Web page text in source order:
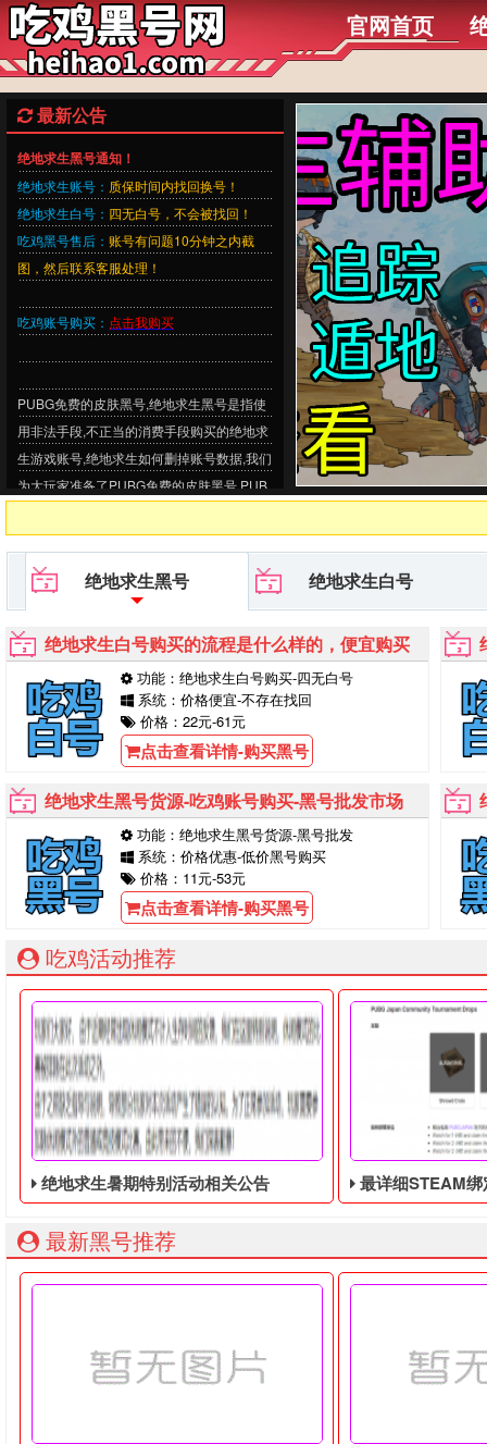
官网首页
最新公告
绝地求生黑号通知！
绝地求生账号： 质保时间内找回换号！
绝地求生白号： 四无白号，不会被找回！
吃鸡黑号售后： 账号有问题10分钟之内截
图，然后联系客服处理！
吃鸡账号购买： 点击我购买
PUBG免费的皮肤黑号,绝地求生黑号是指使
用非法手段,不正当的消费手段购买的绝地求
生游戏账号,绝地求生如何删掉账号数据,我们
为大玩家准备了PUBG免费的皮肤黑号,PUB
绝地求生黑号 绝地求生白号
绝地求生白号购买的流程是什么样的，便宜购买
功能：绝地求生白号购买-四无白号
系统：价格便宜-不存在找回
价格：22元-61元
点击查看详情-购买黑号
绝地求生黑号货源-吃鸡账号购买-黑号批发市场
功能：绝地求生黑号货源-黑号批发
系统：价格优惠-低价黑号购买
价格：11元-53元
点击查看详情-购买黑号
吃鸡活动推荐
绝地求生暑期特别活动相关公告 最详细STEAM绑定全球账号以
最新黑号推荐